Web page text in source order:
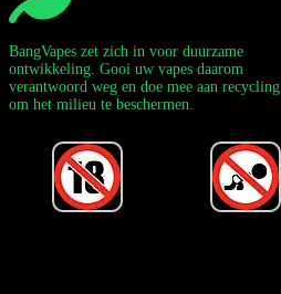
BangVapes zet zich in voor duurzame
ontwikkeling. Gooi uw vapes daarom
verantwoord weg en doe mee aan recycling
om het milieu te beschermen.